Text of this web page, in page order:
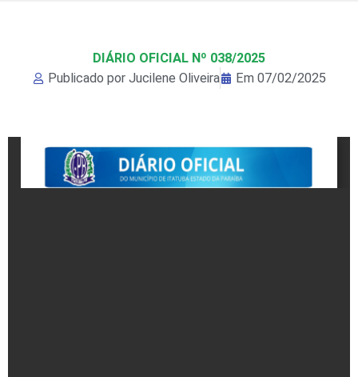
DIÁRIO OFICIAL Nº 038/2025
Publicado por Jucilene Oliveira Em 07/02/2025